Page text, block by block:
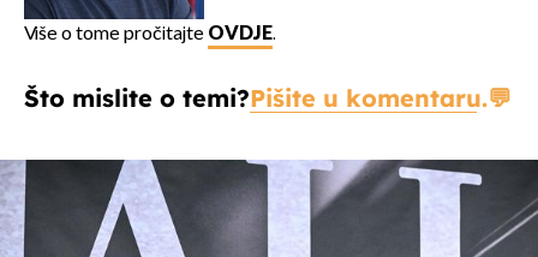
Više o tome pročitajte OVDJE.
Što mislite o temi?Pišite u komentaru.